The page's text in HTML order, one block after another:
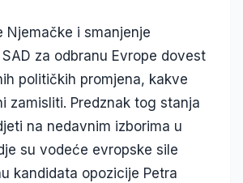
Njemačke i smanjenje
za odbranu Evrope dovest
političkih promjena, kakve
zamisliti. Predznak tog stanja
na nedavnim izborima u
su vodeće evropske sile
kandidata opozicije Petra